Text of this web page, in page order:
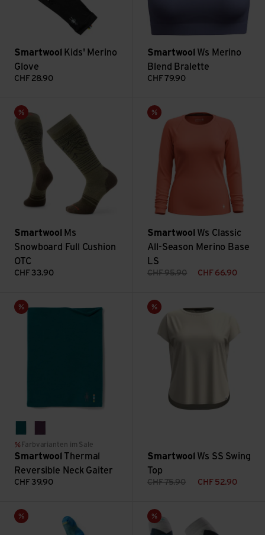
Smartwool
Kids' Merino
Glove
CHF 28.90
Smartwool Ws Merino
Blend Bralette
CHF 79.90
Sale
Smartwool
Ms
Snowboard Full Cushion
OTC
CHF 33.90
Ms Snowboard Full Cushion OTC ansehen
Sale
Smartwool Ws Classic
All-Season Merino Base
LS
CHF95.90 CHF 66.90
Ws Classic All-Season Merino
Sale
emerald green
purple iris heather
Farbvarianten im Sale
Smartwool Thermal
Reversible Neck Gaiter
CHF 39.90
Thermal Reversible Neck Gaiter ansehen
Sale
Smartwool Ws SS Swing
Top
CHF75.90 CHF 52.90
Ws SS Swing Top ansehen
Sale
Kids' WS Full Cushion Stripe OTC Socks ansehen
Sale
Ws Ski Targeted Cushion